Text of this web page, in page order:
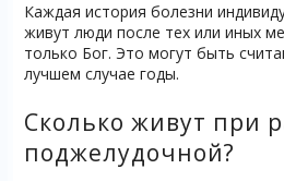
Каждая история болезни
живут люди после тех или иных
только Бог. Это могут быть
лучшем случае годы.
Сколько живут при
поджелудочной?